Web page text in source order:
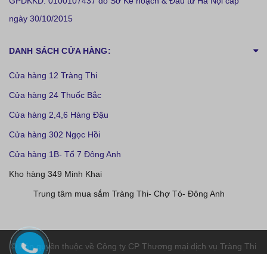
ngày 30/10/2015
DANH SÁCH CỬA HÀNG:
Cửa hàng 12 Tràng Thi
Cửa hàng 24 Thuốc Bắc
Cửa hàng 2,4,6 Hàng Đậu
Cửa hàng 302 Ngọc Hồi
Cửa hàng 1B- Tổ 7 Đông Anh
Kho hàng 349 Minh Khai
Trung tâm mua sắm Tràng Thi- Chợ Tó- Đông Anh
© Bản quyền thuộc về Công ty CP Thương mại dịch vụ Tràng Thi